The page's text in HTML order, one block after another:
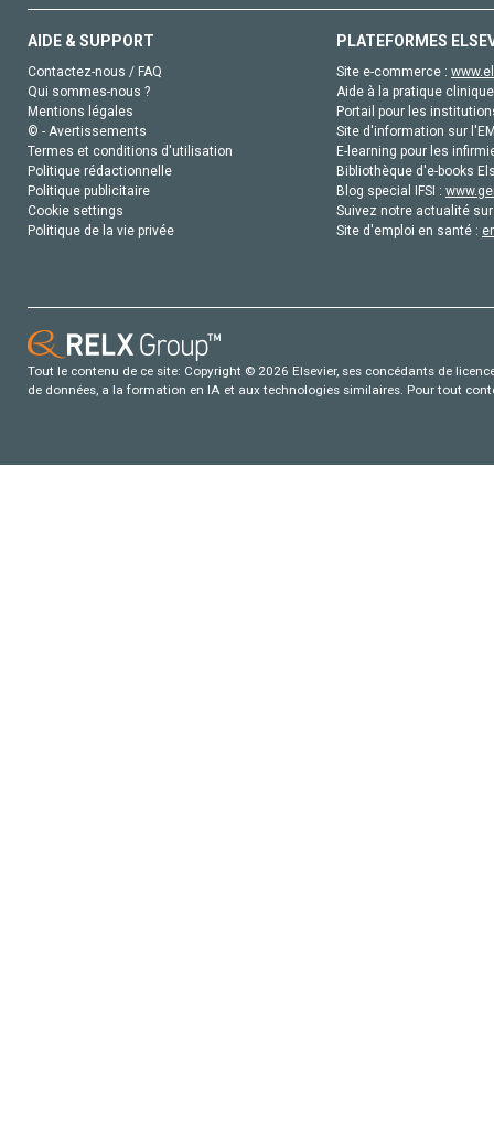
AIDE & SUPPORT
Contactez-nous / FAQ
Qui sommes-nous ?
Mentions légales
© - Avertissements
Termes et conditions d'utilisation
Politique rédactionnelle
Politique publicitaire
Cookie settings
Politique de la vie privée
PLATEFORMES
Site e-commerce :
Aide à la pratique
Portail pour les
Site d'information sur
E-learning pour les
Bibliothèque d'e-books
Blog special IFSI :
Suivez notre actualité
Site d'emploi en santé :
Tout le contenu de ce site: Copyright © 2026 Elsevier, ses concédants de
de données, a la formation en IA et aux technologies similaires. Pour tout